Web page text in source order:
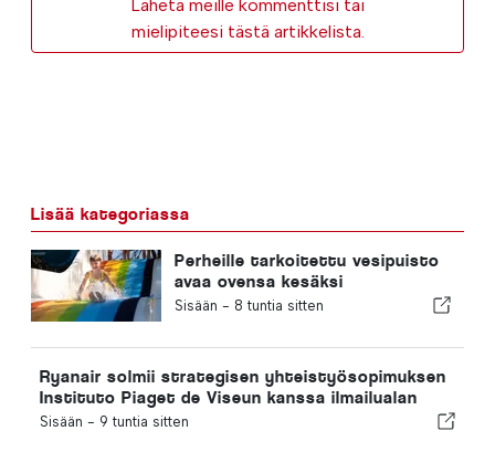
Lähetä meille kommenttisi tai
mielipiteesi tästä artikkelista.
Lisää kategoriassa
Perheille tarkoitettu vesipuisto
avaa ovensa kesäksi
Portugalissa, ja liput maksavat 2
Sisään - 8 tuntia sitten
Ryanair solmii strategisen yhteistyösopimuksen
Instituto Piaget de Viseun kanssa ilmailualan
koulutuksen järjestämiseksi Portugalissa
Sisään - 9 tuntia sitten